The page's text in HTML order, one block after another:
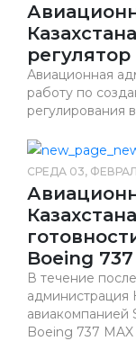
Авиационная
работу по
регулирования
СРЕДА 03,
Boeing 737
В течение
администрация
авиакомпанией
Boeing 737 MAX